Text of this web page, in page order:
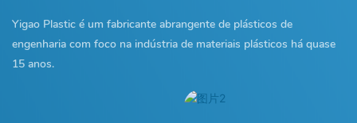
Yigao Plastic é um fabricante abrangente de plásticos de
engenharia com foco na indústria de materiais plásticos há quase
15 anos.